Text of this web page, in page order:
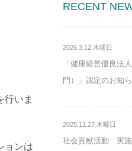
行いま
ョンは
RECENT
2026.3.12 木曜日
「健康経営優良法
門）」認定のお知
2025.11.27 木曜日
社会貢献活動 実